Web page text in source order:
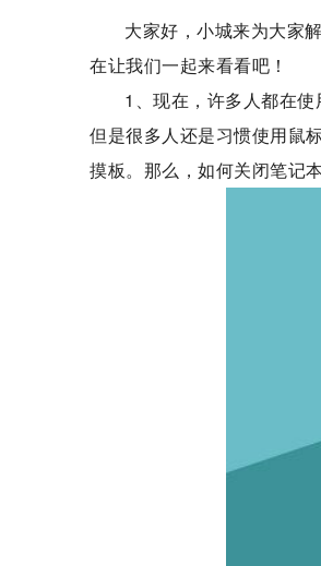
大家好，小城来为大家
在让我们一起来看看吧！
1、现在，许多人都在
但是很多人还是习惯使用鼠
摸板。那么，如何关闭笔记